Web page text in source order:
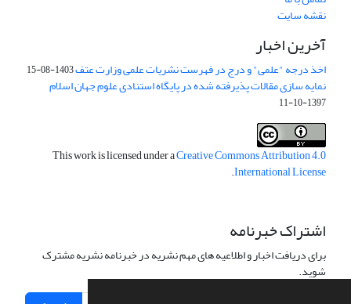
نقشه سایت
آخرین اخبار
اخذ درجه "علمی" و درج در فهرست نشریات علمی وزارت عتف1403-08-15
نمایه سازی مقالات پذیرفته شده در پایگاه استنادی علوم جهان اسلام
1397-10-11
This work is licensed under aCreative Commons Attribution 4.0
International License
.
اشتراک خبرنامه
برای دریافت اخبار و اطلاعیه های مهم نشریه در خبرنامه نشریه مشترک
شوید.